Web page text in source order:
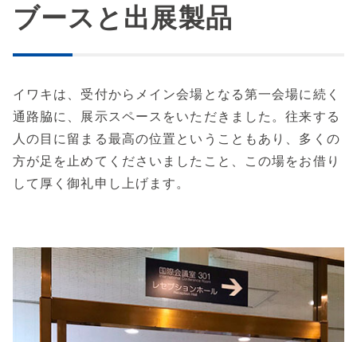
ブースと出展製品
イワキは、受付からメイン会場となる第一会場に続く
通路脇に、展示スペースをいただきました。往来する
人の目に留まる最高の位置ということもあり、多くの
方が足を止めてくださいましたこと、この場をお借り
して厚く御礼申し上げます。